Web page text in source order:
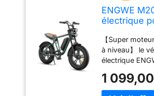
ENGWE
électrique
Fat Tire
48 V 13 Ah
portée 50
km 7
(Vert)
【Super
à niveau】 le
électrique
batteries au
V 13 Ah et d'un
1